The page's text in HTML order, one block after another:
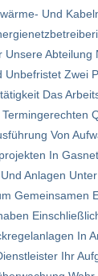
Und
Abteilung
Un­befristet Zwei
Das
Von
In
Anlagen
Gemeinsamen
In
Ihr